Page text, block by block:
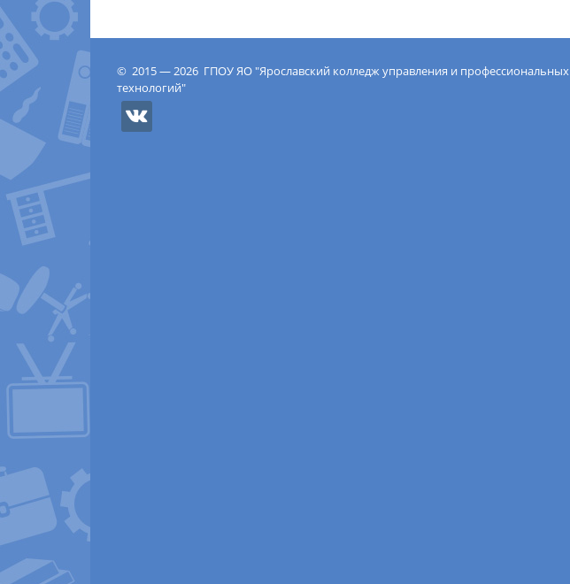
© 2015 — 2026 ГПОУ ЯО "Ярославский колледж управления и профессиональных
технологий"